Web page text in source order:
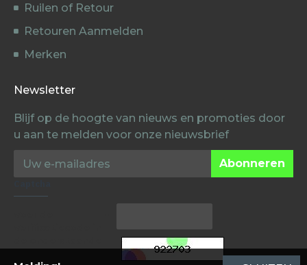
Ruilen of Retour
Retouren Aanmelden
Merken
Newsletter
Blijf op de hoogte van nieuws en promoties door
u aan te melden voor onze nieuwsbrief
Abonneren